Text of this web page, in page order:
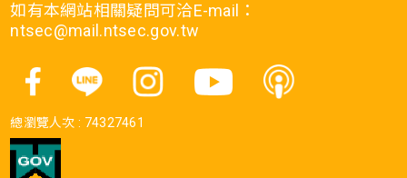
如有本網站相關疑問可洽E-mail：
ntsec@mail.ntsec.gov.tw
總瀏覽人次 : 74327461